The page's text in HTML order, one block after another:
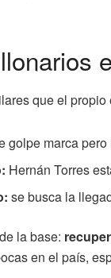
que el
golpe marca
Hernán Torres
se busca la
la base:
en el país,